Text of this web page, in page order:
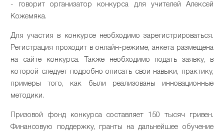
- говорит организатор конкурса для учителей Алексей
Кожемяка.
Для участия в конкурсе необходимо зарегистрироваться.
Регистрация проходит в онлайн-режиме, анкета размещена
на сайте конкурса. Также необходимо подать заявку, в
которой следует подробно описать свои навыки, практику,
примеры того, как были реализованы инновационные
методики.
Призовой фонд конкурса составляет 150 тысяч гривен.
Финансовую поддержку, гранты на дальнейшее обучение